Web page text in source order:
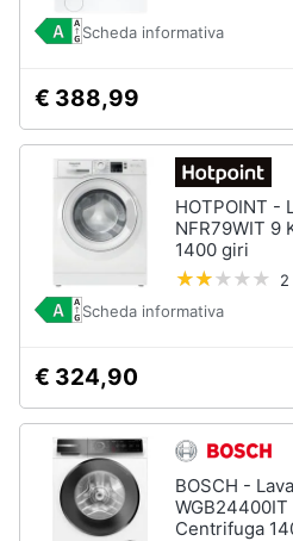
Scheda informativa
€ 388,99
HOTPOINT -
NFR79WIT 9
1400 giri
Scheda informativa
€ 324,90
BOSCH -
WGB24400IT
Centrifuga